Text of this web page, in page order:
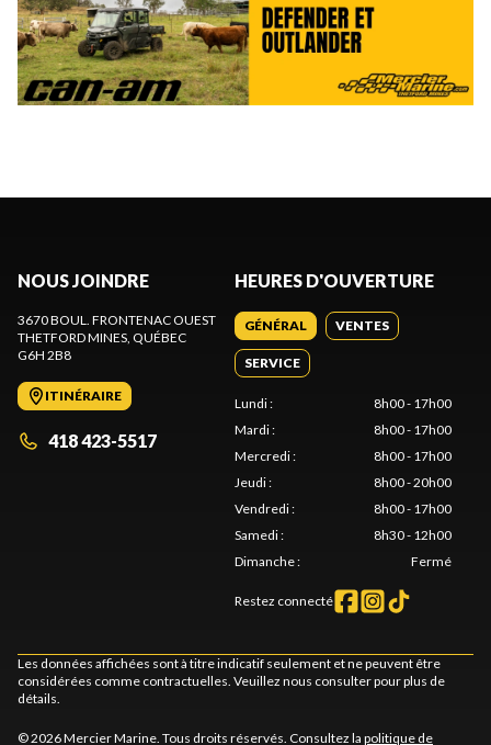
NOUS JOINDRE
3670 BOUL. FRONTENAC OUEST
THETFORD MINES, QUÉBEC
G6H 2B8
ITINÉRAIRE
418 423-5517
HEURES D'OUVERTURE
GÉNÉRAL VENTES
SERVICE
Lundi:
8h00 - 17h00
Mardi:
8h00 - 17h00
Mercredi:
8h00 - 17h00
Jeudi:
8h00 - 20h00
Vendredi:
8h00 - 17h00
Samedi:
8h30 - 12h00
Dimanche: Fermé
Restez connecté
Les données affichées sont à titre indicatif seulement et ne peuvent être
considérées comme contractuelles. Veuillez nous consulter pour plus de
détails.
© 2026 Mercier Marine. Tous droits réservés. Consultez la politique de